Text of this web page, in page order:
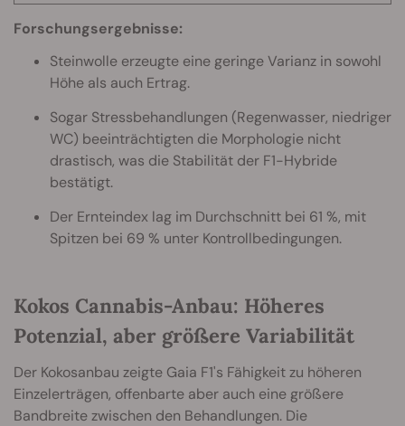
Forschungsergebnisse:
Steinwolle erzeugte eine geringe Varianz in sowohl
Höhe als auch Ertrag.
Sogar Stressbehandlungen (Regenwasser, niedriger
WC) beeinträchtigten die Morphologie nicht
drastisch, was die Stabilität der F1-Hybride
bestätigt.
Der Ernteindex lag im Durchschnitt bei 61 %, mit
Spitzen bei 69 % unter Kontrollbedingungen.
Kokos Cannabis-Anbau: Höheres
Potenzial, aber größere Variabilität
Der Kokosanbau zeigte Gaia F1's Fähigkeit zu höheren
Einzelerträgen, offenbarte aber auch eine größere
Bandbreite zwischen den Behandlungen. Die